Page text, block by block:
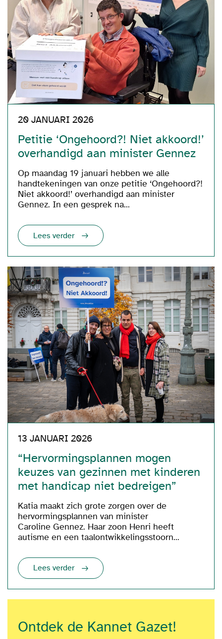
20 JANUARI 2026
Petitie ‘Ongehoord?! Niet akkoord!’
overhandigd aan minister Gennez
Op maandag 19 januari hebben we alle
handtekeningen van onze petitie ‘Ongehoord?!
Niet akkoord!’ overhandigd aan minister
Gennez. In een gesprek na...
Lees verder
13 JANUARI 2026
“Hervormingsplannen mogen
keuzes van gezinnen met kinderen
met handicap niet bedreigen”
Katia maakt zich grote zorgen over de
hervormingsplannen van minister
Caroline Gennez. Haar zoon Henri heeft
autisme en een taalontwikkelingsstoorn...
Lees verder
Ontdek de Kannet Gazet!